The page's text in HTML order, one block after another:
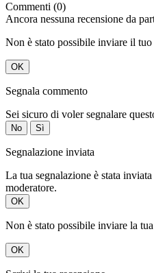
Commenti (0)
Ancora nessuna recensione da
Non è stato possibile inviare il
OK
Segnala commento
Sei sicuro di voler segnalare
No Sì
Segnalazione inviata
La tua segnalazione è stata
moderatore.
OK
Non è stato possibile inviare la
OK